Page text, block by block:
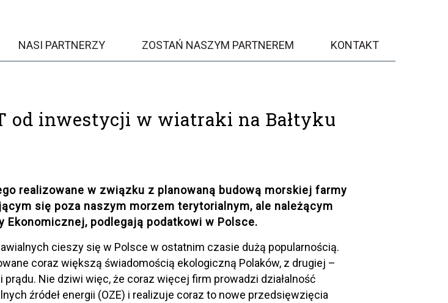
NASI PARTNERZY ZOSTAŃ NASZYM PARTNEREM KONTAKT
od inwestycji w wiatraki na Bałtyku
realizowane w związku z planowaną budową morskiej farmy
się poza naszym morzem terytorialnym, ale należącym
Ekonomicznej, podlegają podatkowi w Polsce.
cieszy się w Polsce w ostatnim czasie dużą popularnością.
coraz większą świadomością ekologiczną Polaków, z drugiej –
Nie dziwi więc, że coraz więcej firm prowadzi działalność
źródeł energii (OZE) i realizuje coraz to nowe przedsięwzięcia